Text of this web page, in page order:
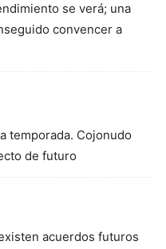
se verá; una
convencer a
temporada. Cojonudo
de futuro
acuerdos futuros